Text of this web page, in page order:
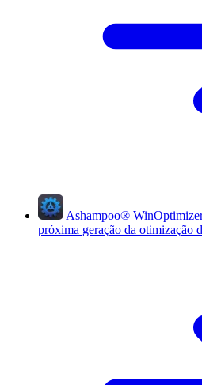
Ashampoo®
próxima geração da otimização